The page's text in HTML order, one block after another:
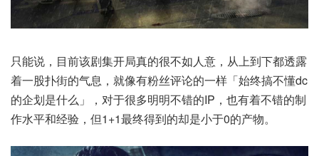
只能说，目前该剧集开局真的很不如人意，从上到下都透露
着一股扑街的气息，就像有粉丝评论的一样「始终搞不懂dc
的企划是什么」，对于很多明明不错的IP，也有着不错的制
作水平和经验，但1+1最终得到的却是小于0的产物。